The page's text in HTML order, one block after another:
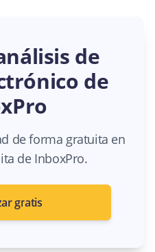
de
de
de forma gratuita en
de InboxPro.
gratis